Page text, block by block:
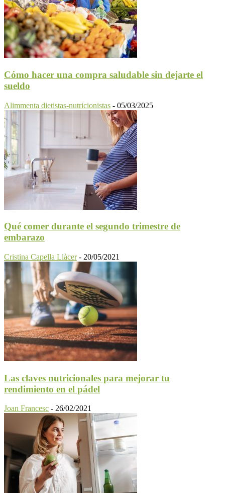
Cómo hacer una compra saludable sin dejarte el
sueldo
Alimmenta dietistas-nutricionistas - 05/03/2025
Qué comer durante el segundo trimestre de
embarazo
Cristina Capella Llàcer - 20/05/2021
Las claves nutricionales para mejorar tu
rendimiento en el pádel
Joan Francesc - 26/02/2021